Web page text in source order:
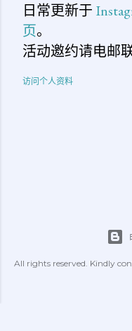
日常更新于
页。
活动邀约请电邮
访问个人资料
All rights reserved. Kindly